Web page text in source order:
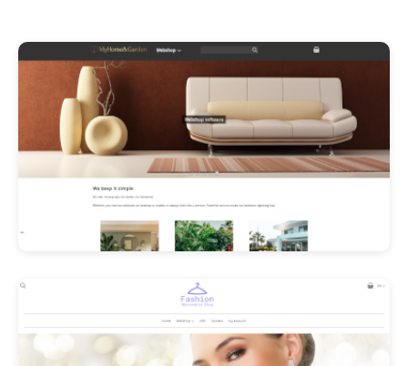
E-Boutique
Les Promos!
Polishangel Belgium